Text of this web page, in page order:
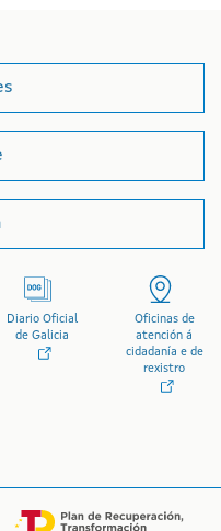
Diario Oficial
de Galicia
Oficinas de
atención á
cidadanía e de
rexistro